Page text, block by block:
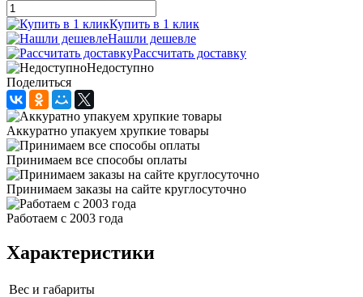
Купить в 1 клик
Нашли дешевле
Рассчитать доставку
Недоступно
Поделиться
Аккуратно упакуем хрупкие товары
Принимаем все способы оплаты
Принимаем заказы на сайте круглосуточно
Работаем с 2003 года
Характеристики
Вес и габариты